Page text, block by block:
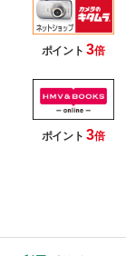
ポイント3倍
ポイント3倍